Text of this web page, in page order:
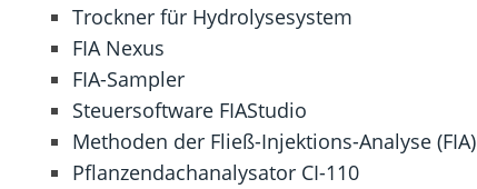
Trockner für Hydrolysesystem
FIA Nexus
FIA-Sampler
Steuersoftware FIAStudio
Methoden der Fließ-Injektions-Analyse (FIA)
Pflanzendachanalysator CI-110